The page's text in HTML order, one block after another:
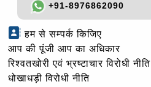
+91-8976862090
हम से सम्पर्क किजिए
आप की पूंजी आप का अधिकार
रिश्वतखोरी एवं भ्रष्टाचार विरोधी नीति
धोखाधड़ी विरोधी नीति